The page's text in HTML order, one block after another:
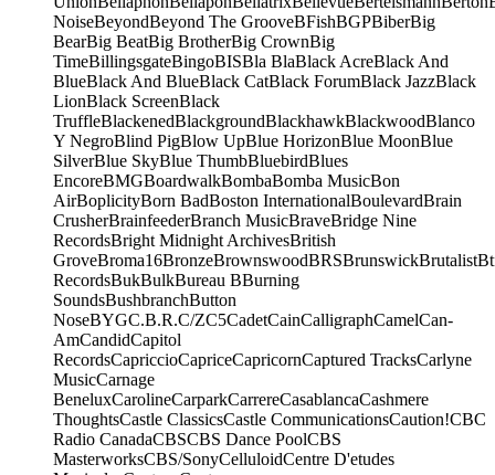
NoiseBeyondBeyond The GrooveBFishBGPBiberBig
BearBig BeatBig BrotherBig CrownBig
TimeBillingsgateBingoBISBla BlaBlack AcreBlack And
BlueBlack And BlueBlack CatBlack ForumBlack JazzBlack
LionBlack ScreenBlack
TruffleBlackenedBlackgroundBlackhawkBlackwoodBlanco
Y NegroBlind PigBlow UpBlue HorizonBlue MoonBlue
SilverBlue SkyBlue ThumbBluebirdBlues
EncoreBMGBoardwalkBombaBomba MusicBon
AirBoplicityBorn BadBoston InternationalBoulevardBrain
CrusherBrainfeederBranch MusicBraveBridge Nine
RecordsBright Midnight ArchivesBritish
GroveBroma16BronzeBrownswoodBRSBrunswickBrutalist
RecordsBukBulkBureau BBurning
SoundsBushbranchButton
NoseBYGC.B.R.C/ZC5CadetCainCalligraphCamelCan-
AmCandidCapitol
RecordsCapriccioCapriceCapricornCaptured TracksCarlyne
MusicCarnage
BeneluxCarolineCarparkCarrereCasablancaCashmere
ThoughtsCastle ClassicsCastle CommunicationsCaution!CBC
Radio CanadaCBSCBS Dance PoolCBS
MasterworksCBS/SonyCelluloidCentre D'etudes